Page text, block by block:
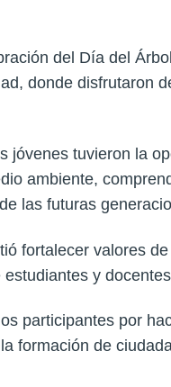
del Día del
donde disfrutaron
jóvenes tuvieron la
ambiente,
las futuras
fortalecer valores
y
participantes por
formación de